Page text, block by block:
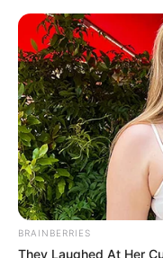
Co nowego
James Bond,
Mateusz Zaczyk 7
BRAINBERRIES
They Laughed At Her